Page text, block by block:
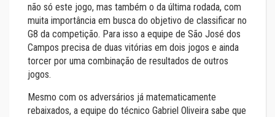
não só este jogo, mas também o da última rodada, com
muita importância em busca do objetivo de classificar no
G8 da competição. Para isso a equipe de São José dos
Campos precisa de duas vitórias em dois jogos e ainda
torcer por uma combinação de resultados de outros
jogos.
Mesmo com os adversários já matematicamente
rebaixados, a equipe do técnico Gabriel Oliveira sabe que